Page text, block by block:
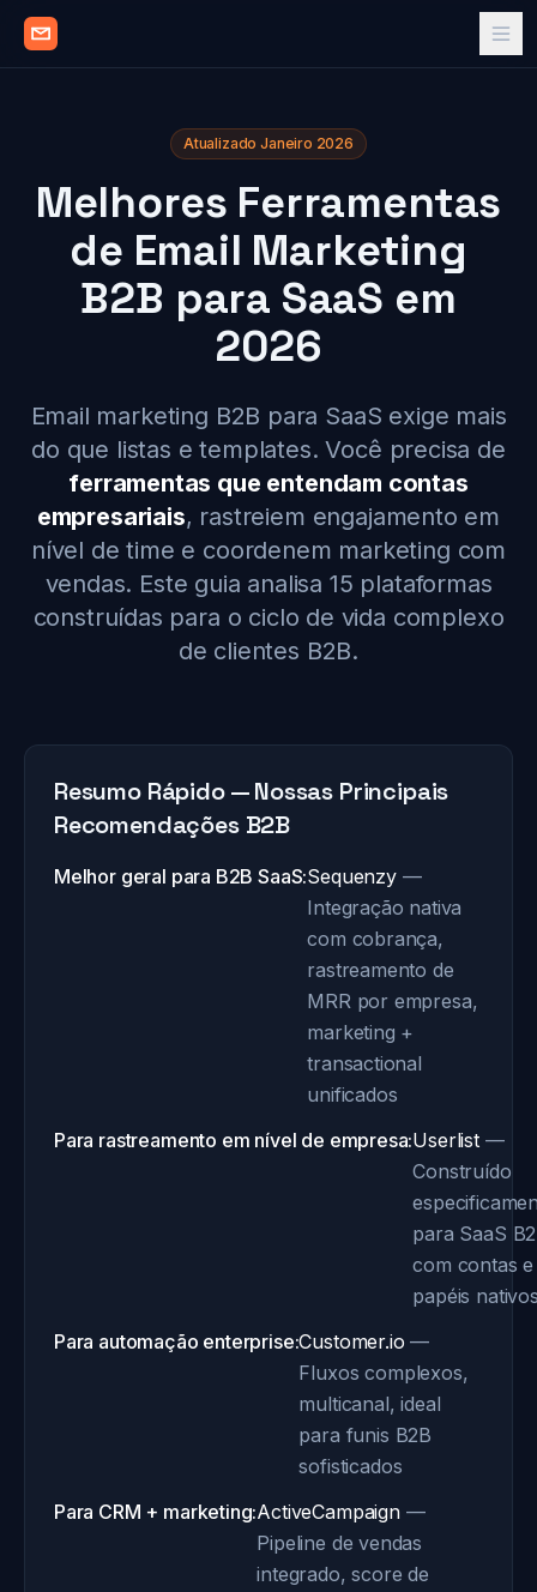
Atualizado Janeiro 2026
Melhores Ferramentas
de Email Marketing
B2B para SaaS em
2026
Email marketing B2B para SaaS exige mais
do que listas e templates. Você precisa de
ferramentas que entendam contas
empresariais, rastreiem engajamento em
nível de time e coordenem marketing com
vendas. Este guia analisa 15 plataformas
construídas para o ciclo de vida complexo
de clientes B2B.
Resumo Rápido — Nossas Principais
Recomendações B2B
Melhor geral para B2B SaaS:Sequenzy—
Integração nativa
com cobrança,
rastreamento de
MRR por empresa,
marketing +
transactional
unificados
Para rastreamento em nível de empresa:Userlist—
Construído
para SaaS
com contas e
papéis
Para automação enterprise:Customer.io —
Fluxos complexos,
multicanal, ideal
para funis B2B
sofisticados
Para CRM + marketing:ActiveCampaign—
Pipeline de vendas
integrado, score de